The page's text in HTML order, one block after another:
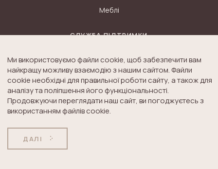
Меблі
СЛУЖБА ПІДТРИМКИ
Доставка
Дисконт
Оплата
Повернення товару
Ми використовуємо файли cookie, щоб забезпечити вам
найкращу можливу взаємодію з нашим сайтом. Файли
cookie необхідні для правильної роботи сайту, а також для
аналізу та поліпшення його функціональності.
Продовжуючи переглядати наш сайт, ви погоджуєтесь з
використанням файлів cookie.
ДАЛІ